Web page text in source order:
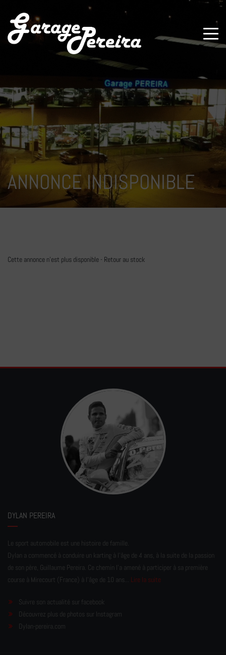
ANNONCE INDISPONIBLE
Cette annonce n'est plus disponible - Retour au stock
DYLAN PEREIRA
Le sport automobile est une histoire de famille.
Dylan a commencé à conduire un karting à l’âge de 4 ans, à la suite de la passion
de son père, Guillaume Pereira. Ce chemin l'a amené à participer à sa première
course à Mirecourt (France) à l'âge de 10 ans... Lire la suite
Suivre son actualité sur facebook
Découvrez plus de photos sur Instagram
Dylan-pereira.com
Paramètres avancés des cookies